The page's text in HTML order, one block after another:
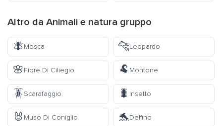
Altro da Animali e natura gruppo
🪰Mosca 🐆Leopardo
🌸Fiore Di Ciliegio 🐏 Montone
🪳Scarafaggio 🐛 Insetto
🐰 Muso Di Coniglio 🐬Delfino